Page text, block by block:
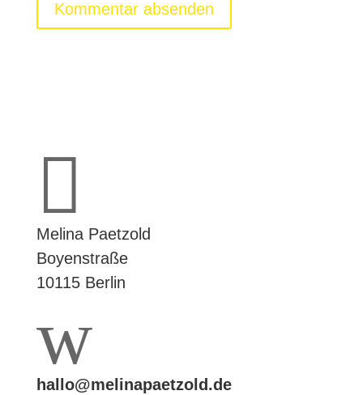

Melina Paetzold
Boyenstraße
10115 Berlin
w
hallo@melinapaetzold.de